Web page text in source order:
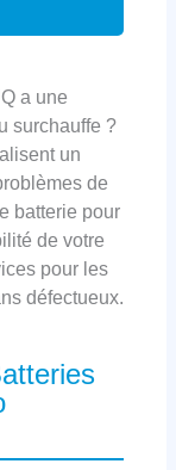
a une
surchauffe ?
un
de
batterie pour
de votre
pour les
défectueux.